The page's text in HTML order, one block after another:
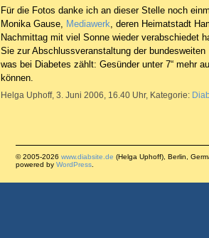
Für die Fotos danke ich an dieser Stelle noch
Monika Gause, Mediawerk, deren Heimatstadt
Nachmittag mit viel Sonne wieder verabschiedet
Sie zur Abschlussveranstaltung der bundesweiten
was bei Diabetes zählt: Gesünder unter 7“ mehr
können.
Helga Uphoff, 3. Juni 2006, 16.40 Uhr, Kategorie:
© 2005-2026 www.diabsite.de (Helga Uphoff), Berlin,
powered by WordPress.